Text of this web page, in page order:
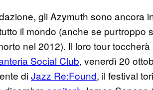
gli Azymuth sono ancora
il mondo (anche se purtroppo
nel 2012). Il loro tour toccherà
Social Club, venerdì 20
diJazz Re:Found, il festival